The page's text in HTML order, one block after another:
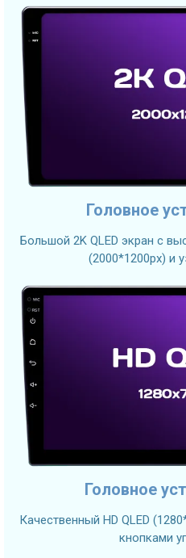
Головное
Большой 2K QLED экран с
(2000*1200px) и
Головное
Качественный HD QLED
кнопками